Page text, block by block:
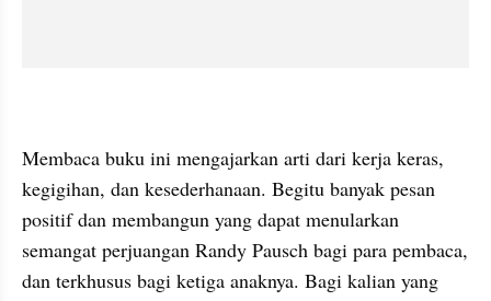
Membaca buku ini mengajarkan arti dari kerja keras,
kegigihan, dan kesederhanaan. Begitu banyak pesan
positif dan membangun yang dapat menularkan
semangat perjuangan Randy Pausch bagi para pembaca,
dan terkhusus bagi ketiga anaknya. Bagi kalian yang